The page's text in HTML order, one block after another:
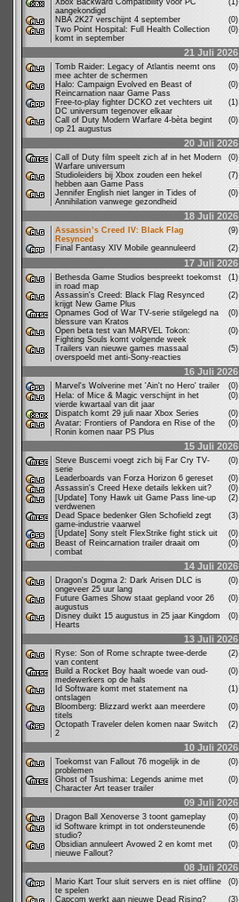
Xbox Backward Compatibility voor PC
aangekondigd
(1)
NBA 2K27 verschijnt 4 september
(0)
Two Point Hospital: Full Health Collection
komt in september
(0)
21 Juli 2026
Tomb Raider: Legacy of Atlantis neemt ons
mee achter de schermen
(0)
Halo: Campaign Evolved en Beast of
Reincarnation naar Game Pass
(0)
Free-to-play fighter DCKO zet vechters uit
DC universum tegenover elkaar
(1)
Call of Duty Modern Warfare 4-bèta begint
op 21 augustus
(0)
20 Juli 2026
Call of Duty film speelt zich af in het Modern
Warfare universum
(0)
Studioleiders bij Xbox zouden een hekel
hebben aan Game Pass
(7)
Jennifer English niet langer in Tides of
Annihilation vanwege gezondheid
(0)
18 Juli 2026
Assassin’s Creed IV: Black Flag
Resynced
(9)
Final Fantasy XIV Mobile geannuleerd
(2)
17 Juli 2026
Bethesda Game Studios bespreekt toekomst
in road map
(1)
Assassin's Creed: Black Flag Resynced
krijgt New Game Plus
(2)
Opnames God of War TV-serie stilgelegd na
blessure van Kratos
(0)
Open beta test van MARVEL Tokon:
Fighting Souls komt volgende week
(0)
Trailers van nieuwe games massaal
overspoeld met anti-Sony-reacties
(5)
16 Juli 2026
Marvel's Wolverine met 'Ain't no Hero' trailer
(0)
Hela: of Mice & Magic verschijnt in het
vierde kwartaal van dit jaar
(0)
Dispatch komt 29 juli naar Xbox Series
(0)
Avatar: Frontiers of Pandora en Rise of the
Ronin komen naar PS Plus
(0)
15 Juli 2026
Steve Buscemi voegt zich bij Far Cry TV-
serie
(0)
Leaderboards van Forza Horizon 6 gereset
(0)
Assassin's Creed Hexe details lekken uit?
(0)
[Update] Tony Hawk uit Game Pass line-up
verdwenen
(2)
Dead Space bedenker Glen Schofield zegt
game-industrie vaarwel
(3)
[Update] Sony stelt FlexStrike fight stick uit
(0)
Beast of Reincarnation trailer draait om
combat
(0)
14 Juli 2026
Dragon's Dogma 2: Dark Arisen DLC is
ongeveer 25 uur lang
(0)
Future Games Show staat gepland voor 26
augustus
(0)
Disney duikt 15 augustus in 25 jaar Kingdom
Hearts
(0)
13 Juli 2026
Ryse: Son of Rome schrapte twee-derde
van content
(2)
Build a Rocket Boy haalt woede van oud-
medewerkers op de hals
(0)
Id Software komt met statement na
ontslagen
(1)
Bloomberg: Blizzard werkt aan meerdere
titels
(0)
Octopath Traveler delen komen naar Switch
2
(2)
10 Juli 2026
Toekomst van Fallout 76 mogelijk in de
problemen
(0)
Ghost of Tsushima: Legends anime met
Character Art teaser trailer
(0)
09 Juli 2026
Dragon Ball Xenoverse 3 toont gameplay
(0)
id Software krimpt in tot ondersteunende
studio?
(6)
Obsidian annuleert Avowed 2 en komt met
nieuwe Fallout?
(0)
08 Juli 2026
Mario Kart Tour sluit servers en is niet offline
te spelen
(0)
Capcom werkt aan nieuwe Dead Rising?
(3)